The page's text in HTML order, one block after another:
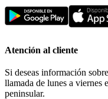
Atención al cliente
Si deseas información
llamada de lunes a viernes
peninsular.